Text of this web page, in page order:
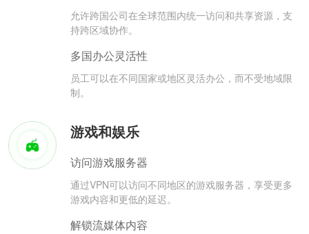
允许跨国公司在全球范围内统一访问和共享资源，支
持跨区域协作。
多国办公灵活性
员工可以在不同国家或地区灵活办公，而不受地域限
制。
游戏和娱乐
访问游戏服务器
通过VPN可以访问不同地区的游戏服务器，享受更多
游戏内容和更低的延迟。
解锁流媒体内容